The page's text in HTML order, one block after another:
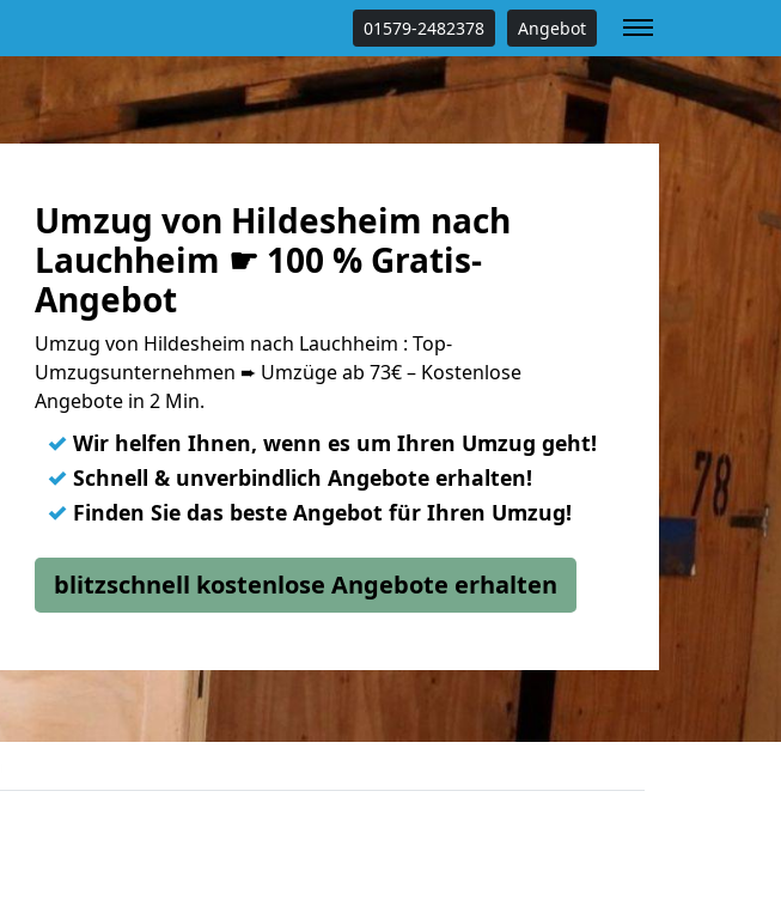
01579-2482378 Angebot
Umzug von Hildesheim nach
Lauchheim ☛ 100 % Gratis-
Angebot
Umzug von Hildesheim nach Lauchheim : Top-
Umzugsunternehmen ➨ Umzüge ab 73€ – Kostenlose
Angebote in 2 Min.
✓ Wir helfen Ihnen, wenn es um Ihren Umzug geht!
✓ Schnell & unverbindlich Angebote erhalten!
✓ Finden Sie das beste Angebot für Ihren Umzug!
blitzschnell kostenlose Angebote erhalten